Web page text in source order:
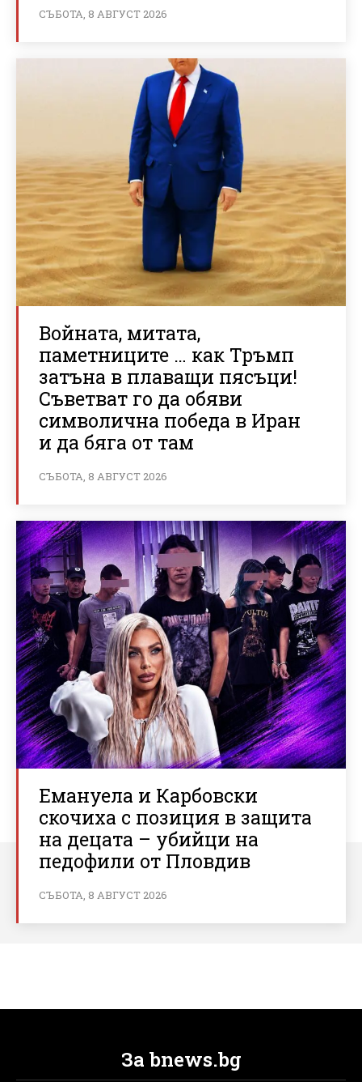
СЪБОТА, 8 АВГУСТ 2026
Войната, митата,
паметниците … как Тръмп
затъна в плаващи пясъци!
Съветват го да обяви
символична победа в Иран
и да бяга от там
СЪБОТА, 8 АВГУСТ 2026
Емануела и Карбовски
скочиха с позиция в защита
на децата – убийци на
педофили от Пловдив
СЪБОТА, 8 АВГУСТ 2026
За bnews.bg